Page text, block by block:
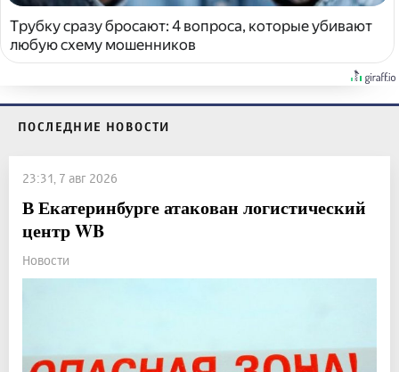
Трубку сразу бросают: 4 вопроса, которые убивают
любую схему мошенников
ПОСЛЕДНИЕ НОВОСТИ
23:31, 7 авг 2026
В Екатеринбурге атакован логистический
центр WB
Новости